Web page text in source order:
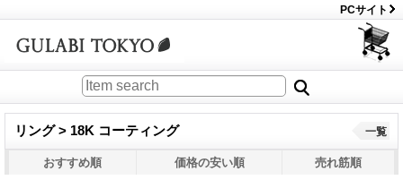
PCサイト
リング > 18K コーティング 一覧
おすすめ順 価格の安い順 売れ筋順